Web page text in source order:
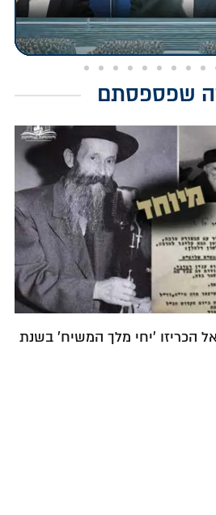
שפספסתם
הכריזו 'יחי מלך המשיח' בשנת